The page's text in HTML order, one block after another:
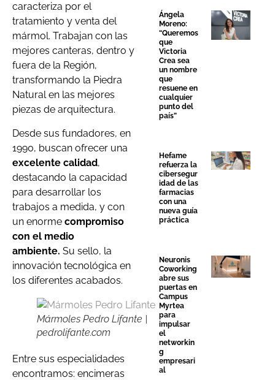
caracteriza por el
tratamiento y venta del
mármol. Trabajan con las
mejores canteras, dentro y
fuera de la Región,
transformando la Piedra
Natural en las mejores
piezas de arquitectura.
Desde sus fundadores, en
1990, buscan ofrecer una
excelente calidad,
destacando la capacidad
para desarrollar los
trabajos a medida, y con
un enorme compromiso
con el medio
ambiente. Su sello, la
innovación tecnológica en
los diferentes acabados.
Mármoles Pedro Lifante |
pedrolifante.com
Entre sus especialidades
encontramos: encimeras
Ángela
Moreno:
“Queremos
que
Victoria
Crea sea
un nombre
que
resuene en
cualquier
punto del
país”
Hefame
refuerza la
cibersegur
idad de las
farmacias
con una
nueva guía
práctica
Neuronis
Coworking
abre sus
puertas en
Campus
Myrtea
para
impulsar
el
networkin
g
empresari
al